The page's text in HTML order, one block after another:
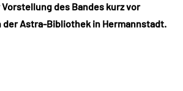
des Bandes kurz vor
der Astra-Bibliothek in Hermannstadt.